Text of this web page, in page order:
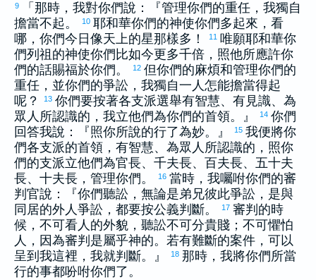
9
「那時，我對你們說：『管理你們的重任，我獨自
擔當不起。
10 耶和華你們的神使你們多起來，看
哪，你們今日像天上的星那樣多！
11 唯願耶和華你
們列祖的神使你們比如今更多千倍，照他所應許你
們的話賜福於你們。
12 但你們的麻煩和管理你們的
重任，並你們的爭訟，我獨自一人怎能擔當得起
呢？
13 你們要按著各支派選舉有智慧、有見識、為
眾人所認識的，我立他們為你們的首領。』
14 你們
回答我說：『照你所說的行了為妙。』
15 我便將你
們各支派的首領，有智慧、為眾人所認識的，照你
們的支派立他們為官長、千夫長、百夫長、五十夫
長、十夫長，管理你們。
16 當時，我囑咐你們的審
判官說：『你們聽訟，無論是弟兄彼此爭訟，是與
同居的外人爭訟，都要按公義判斷。
17 審判的時
候，不可看人的外貌，聽訟不可分貴賤；不可懼怕
人，因為審判是屬乎神的。若有難斷的案件，可以
呈到我這裡，我就判斷。』
18 那時，我將你們所當
行的事都吩咐你們了。